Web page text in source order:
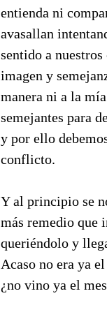
entienda ni
avasallan
sentido a
imagen y
manera ni a la
semejantes para
y por ello
conflicto.
Y al principio se
más remedio que
queriéndolo y
Acaso no era ya
¿no vino ya el